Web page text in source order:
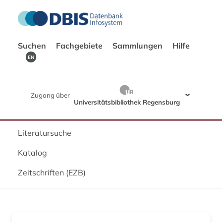
Suchen Fachgebiete Sammlungen Hilfe
EN
Zugang über
Universitätsbibliothek Regensburg
Literatursuche
Katalog
Zeitschriften (EZB)